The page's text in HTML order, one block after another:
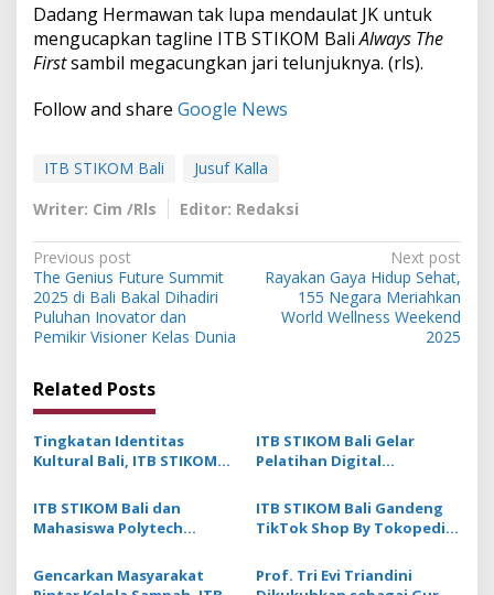
Dadang Hermawan tak lupa mendaulat JK untuk
mengucapkan tagline ITB STIKOM BaliAlways The
Firstsambil megacungkan jari telunjuknya. (rls).
Follow and share Google News
ITB STIKOM Bali
Jusuf Kalla
Writer: Cim /Rls
Editor: Redaksi
P
o
s
t
n
a
v
i
g
a
t
Previous post
The Genius Future Summit
2025 di Bali Bakal Dihadiri
Puluhan Inovator dan
Pemikir Visioner Kelas Dunia
Next post
Rayakan Gaya Hidup Sehat,
155 Negara Meriahkan
World Wellness Weekend
2025
Related Posts
Tingkatan Identitas
Kultural Bali, ITB STIKOM
Usaha Perempuan
Pengrajin Kebaya
ITB STIKOM Bali Gelar
Pelatihan Digital
Teknologi 3D Scanner
ITB STIKOM Bali dan
Mahasiswa Polytech
Berkolaborasi Kembangkan
Desa Digital di Punggul
ITB STIKOM Bali Gandeng
TikTok Shop By Tokopedia
Perdagangan Berbasis
Digital
Gencarkan Masyarakat
Prof. Tri Evi Triandini